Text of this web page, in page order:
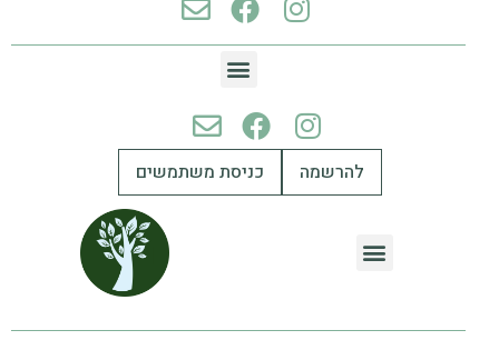
להרשמה כניסת משתמשים